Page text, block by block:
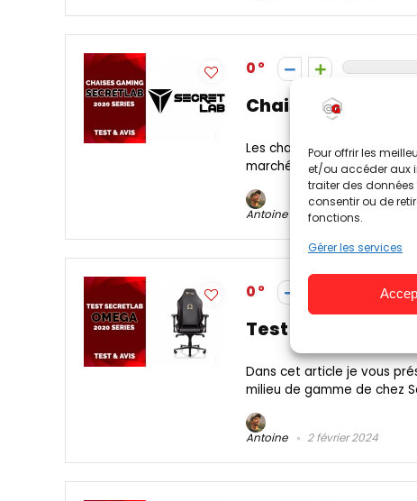
Pour offrir les
et/ou accéder aux
traiter des
consentir ou de
fonctions.
Gérer les services
0
Chaises Gaming
Les chaises Secretlab son-
marché de la chaise
Antoine 2 février 2024
0
Test & Avis
Dans cet article je vous
milieu de gamme de chez
Antoine 2 février 2024